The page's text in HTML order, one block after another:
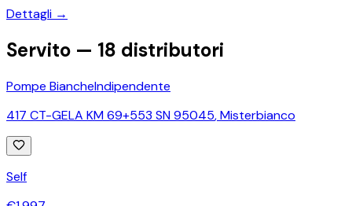
Dettagli →
Servito — 18 distributori
Pompe BiancheIndipendente
417 CT-GELA KM 69+553 SN 95045,Misterbianco
Self